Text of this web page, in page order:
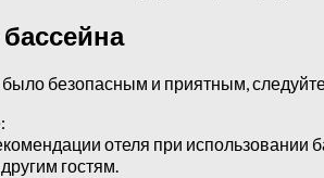
безопасным и приятным,
отеля при использовании
гостям.